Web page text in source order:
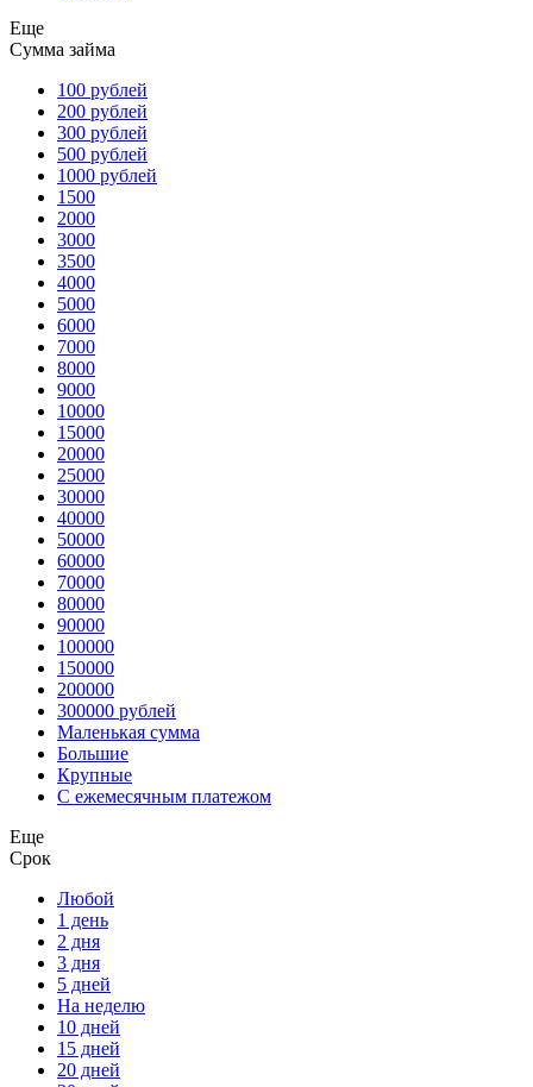
Еще
Сумма займа
100 рублей
200 рублей
300 рублей
500 рублей
1000 рублей
1500
2000
3000
3500
4000
5000
6000
7000
8000
9000
10000
15000
20000
25000
30000
40000
50000
60000
70000
80000
90000
100000
150000
200000
300000 рублей
Маленькая сумма
Большие
Крупные
С ежемесячным платежом
Еще
Срок
Любой
1 день
2 дня
3 дня
5 дней
На неделю
10 дней
15 дней
20 дней